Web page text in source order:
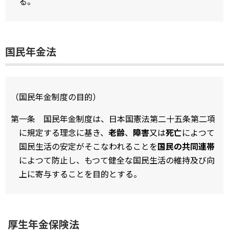
国民年金法
（国民年金制度の目的）
第一条 国民年金制度は、日本国憲法第二十五条第二項
に規定する理念に基き、 老齢、 障害又は死亡によつて
国民生活の安定がそこなわれることを国民の共同連帯
によつて防止し、もつて健全な国民生活の維持及び向
上に寄与することを目的とする。
厚生年金保険法